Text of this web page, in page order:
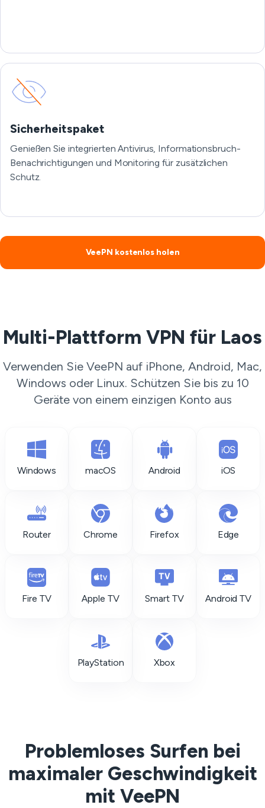
Sicherheitspaket
Genießen Sie integrierten Antivirus, Informationsbruch-
Benachrichtigungen und Monitoring für zusätzlichen
Schutz.
VeePN kostenlos holen
Multi-Plattform VPN für Laos
Verwenden Sie VeePN auf iPhone, Android, Mac,
Windows oder Linux. Schützen Sie bis zu 10
Geräte von einem einzigen Konto aus
Windows macOS Android iOS
Router Chrome Firefox Edge
Fire TV Apple TV Smart TV Android TV
PlayStation Xbox
Problemloses Surfen bei
maximaler Geschwindigkeit
mit VeePN